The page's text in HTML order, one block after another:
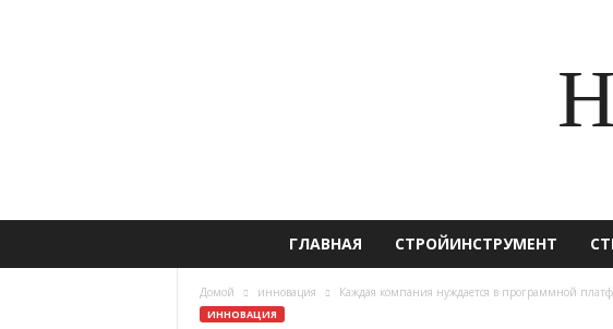
ГЛАВНАЯ СТРОЙИНСТРУМЕНТ
Домой инновация Каждая компания нуждается в программной
ИННОВАЦИЯ